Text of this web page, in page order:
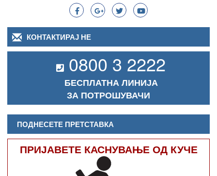
КОНТАКТИРАЈ НЕ
0800 3 2222
БЕСПЛАТНА ЛИНИЈА
ЗА ПОТРОШУВАЧИ
ПОДНЕСЕТЕ ПРЕТСТАВКА
ПРИЈАВЕТЕ КАСНУВАЊЕ ОД КУЧЕ